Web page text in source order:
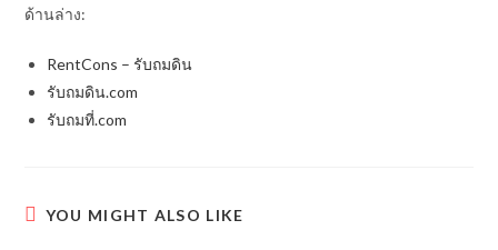
ด้านล่าง:
RentCons – รับถมดิน
รับถมดิน.com
รับถมที่.com
YOU MIGHT ALSO LIKE